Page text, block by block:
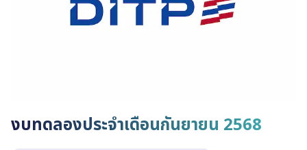
งบทดลองประจำเดือนกันยายน 2568